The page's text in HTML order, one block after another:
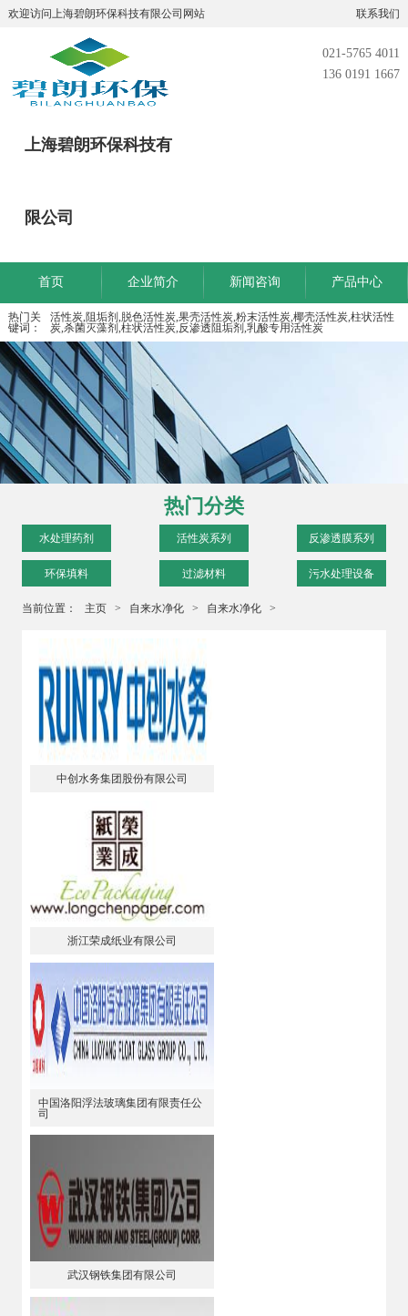
欢迎访问上海碧朗环保科技有限公司网站 联系我们
上海碧朗环保科技有
限公司
021-5765 4011
136 0191 1667
首页 企业简介 新闻咨询 产品中心
热门关
键词：
活性炭,阻垢剂,脱色活性炭,果壳活性炭,粉末活性炭,椰壳活性炭,柱状活性
炭,杀菌灭藻剂,柱状活性炭,反渗透阻垢剂,乳酸专用活性炭
热门分类
水处理药剂 活性炭系列 反渗透膜系列
环保填料 过滤材料 污水处理设备
当前位置： 主页 > 自来水净化 > 自来水净化 >
中创水务集团股份有限公司
浙江荣成纸业有限公司
中国洛阳浮法玻璃集团有限责任公
司
武汉钢铁集团有限公司